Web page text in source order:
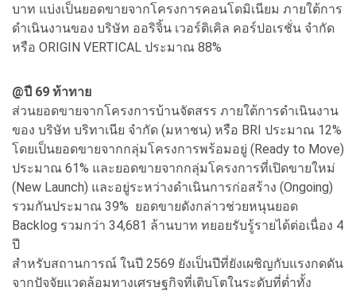
บาท แบ่งเป็นยอดขายจากโครงการคอนโดมิเนียม ภายใต้การ
ดำเนินงานของ บริษัท ออริจิ้น เวอร์ติเคิล คอร์ปอเรชั่น จำกัด
หรือ ORIGIN VERTICAL ประมาณ 88%
@ปี 69 ท้าทาย
ส่วนยอดขายจากโครงการบ้านจัดสรร ภายใต้การดำเนินงาน
ของ บริษัท บริทาเนีย จำกัด (มหาชน) หรือ BRI ประมาณ 12%
โดยเป็นยอดขายจากกลุ่มโครงการพร้อมอยู่ (Ready to Move)
ประมาณ 61% และยอดขายจากกลุ่มโครงการที่เปิดขายใหม่
(New Launch) และอยู่ระหว่างดำเนินการก่อสร้าง (Ongoing)
รวมกันประมาณ 39% ยอดขายดังกล่าวช่วยหนุนยอด
Backlog รวมกว่า 34,681 ล้านบาท ทยอยรับรู้รายได้ต่อเนื่อง 4
ปี
สำหรับสถานการณ์ ในปี 2569 ยังเป็นปีที่ยังเผชิญกับแรงกดดัน
จากปัจจัยแวดล้อมทางเศรษฐกิจที่เติบโตในระดับที่ต่ำทั้ง